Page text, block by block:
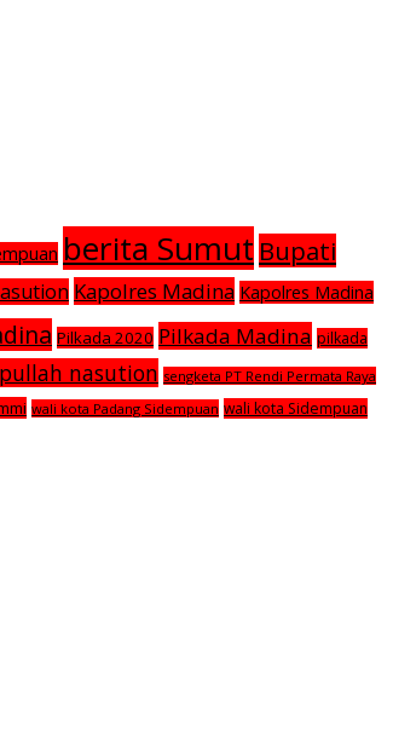
berita Sumut Bupati
Kapolres Madina Kapolres Madina
Pilkada 2020 Pilkada Madina pilkada
nasution sengketa PT Rendi Permata Raya
wali kota Padang Sidempuan wali kota Sidempuan